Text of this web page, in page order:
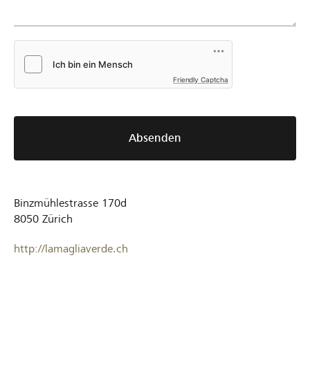
Friendly Captcha
Absenden
Binzmühlestrasse 170d
8050 Zürich
http://lamagliaverde.ch